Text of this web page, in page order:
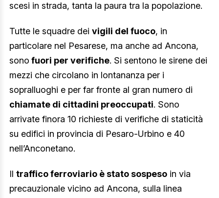
scesi in strada, tanta la paura tra la popolazione.
Tutte le squadre dei vigili del fuoco, in
particolare nel Pesarese, ma anche ad Ancona,
sono fuori per verifiche. Si sentono le sirene dei
mezzi che circolano in lontananza per i
sopralluoghi e per far fronte al gran numero di
chiamate di cittadini preoccupati. Sono
arrivate finora 10 richieste di verifiche di staticità
su edifici in provincia di Pesaro-Urbino e 40
nell’Anconetano.
Il traffico ferroviario è stato sospeso in via
precauzionale vicino ad Ancona, sulla linea